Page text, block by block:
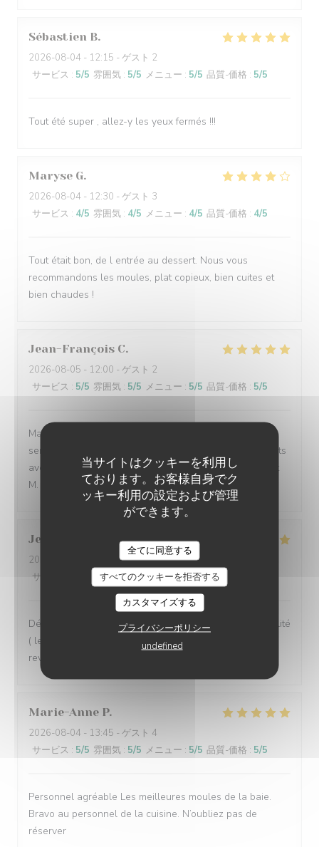
当サイトはクッキーを利用し
ております。お客様自身でク
ッキー利用の設定および管理
ができます。
全てに同意する
すべてのクッキーを拒否する
カスタマイズする
プライバシーポリシー
undefined
Sébastien B
2026-08-04 - 12:15 - ゲスト 2
サービス : 5/5 雰囲気 : 5/5 メニュー : 5/5 品質-価格 : 5/5
Tout été super , allez-y les yeux fermés !!!
Maryse G
2026-08-04 - 12:30 - ゲスト 3
サービス : 4/5 雰囲気 : 4/5 メニュー : 4/5 品質-価格 : 4/5
Tout était bon, de l entrée au dessert. Nous vous
recommandons les moules, plat copieux, bien cuites et
bien chaudes !
Jean-François C
2026-08-05 - 12:00 - ゲスト 2
サービス : 5/5 雰囲気 : 5/5 メニュー : 5/5 品質-価格 : 5/5
Malgré un service complet, tout à été parfait, excellent
service ( un peu long, mais ça vaut la peine) Bon produits
avec un excellent rapport qualité prix. merci et à bientôt
M. CARLIER
Jean Michel
2026-08-02
- 13:30 - ゲスト 2
サービス
雰囲気:5/5 メニュー:5/5 品質-価格
Déjeuner en terrasse très agréable et des plats de qualité
( les moules sont extra), un service rapide, nous
reviendrons
Marie-Anne P
2026-08-04 - 13:45 - ゲスト 4
サービス : 5/5 雰囲気 : 5/5 メニュー : 5/5 品質-価格 : 5/5
Personnel agréable Les meilleures moules de la baie.
Bravo au personnel de la cuisine. N’oubliez pas de
réserver